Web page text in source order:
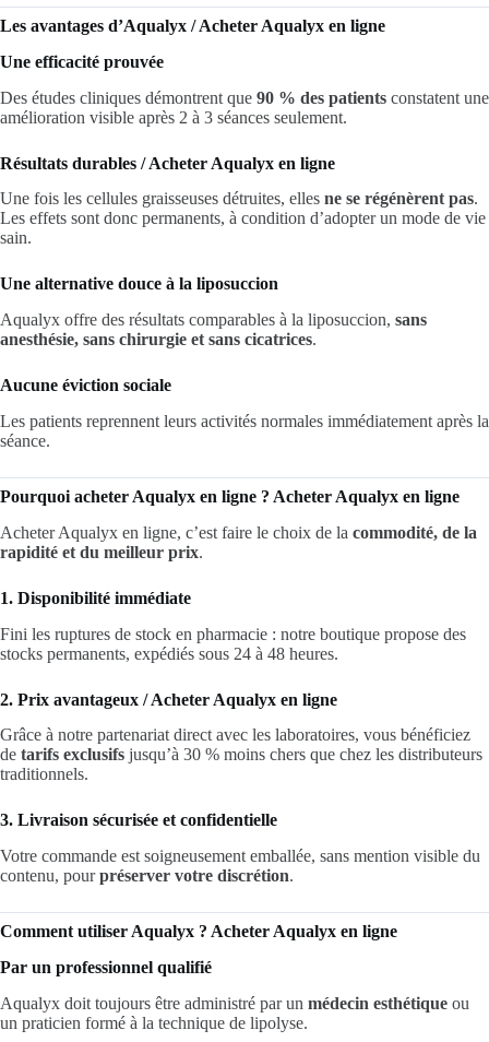
Les avantages d’Aqualyx / Acheter Aqualyx en ligne
Une efficacité prouvée
Des études cliniques démontrent que 90 % des patients constatent une
amélioration visible après 2 à 3 séances seulement.
Résultats durables / Acheter Aqualyx en ligne
Une fois les cellules graisseuses détruites, elles ne se régénèrent pas.
Les effets sont donc permanents, à condition d’adopter un mode de vie
sain.
Une alternative douce à la liposuccion
Aqualyx offre des résultats comparables à la liposuccion, sans
anesthésie, sans chirurgie et sans cicatrices.
Aucune éviction sociale
Les patients reprennent leurs activités normales immédiatement après la
séance.
Pourquoi acheter Aqualyx en ligne ? Acheter Aqualyx en ligne
Acheter Aqualyx en ligne, c’est faire le choix de la commodité, de la
rapidité et du meilleur prix.
1. Disponibilité immédiate
Fini les ruptures de stock en pharmacie : notre boutique propose des
stocks permanents, expédiés sous 24 à 48 heures.
2. Prix avantageux / Acheter Aqualyx en ligne
Grâce à notre partenariat direct avec les laboratoires, vous bénéficiez
de tarifs exclusifs jusqu’à 30 % moins chers que chez les distributeurs
traditionnels.
3. Livraison sécurisée et confidentielle
Votre commande est soigneusement emballée, sans mention visible du
contenu, pourpréserver votre discrétion.
Comment utiliser Aqualyx ? Acheter Aqualyx en ligne
Par un professionnel qualifié
Aqualyx doit toujours être administré par un médecin esthétique ou
un praticien formé à la technique de lipolyse.